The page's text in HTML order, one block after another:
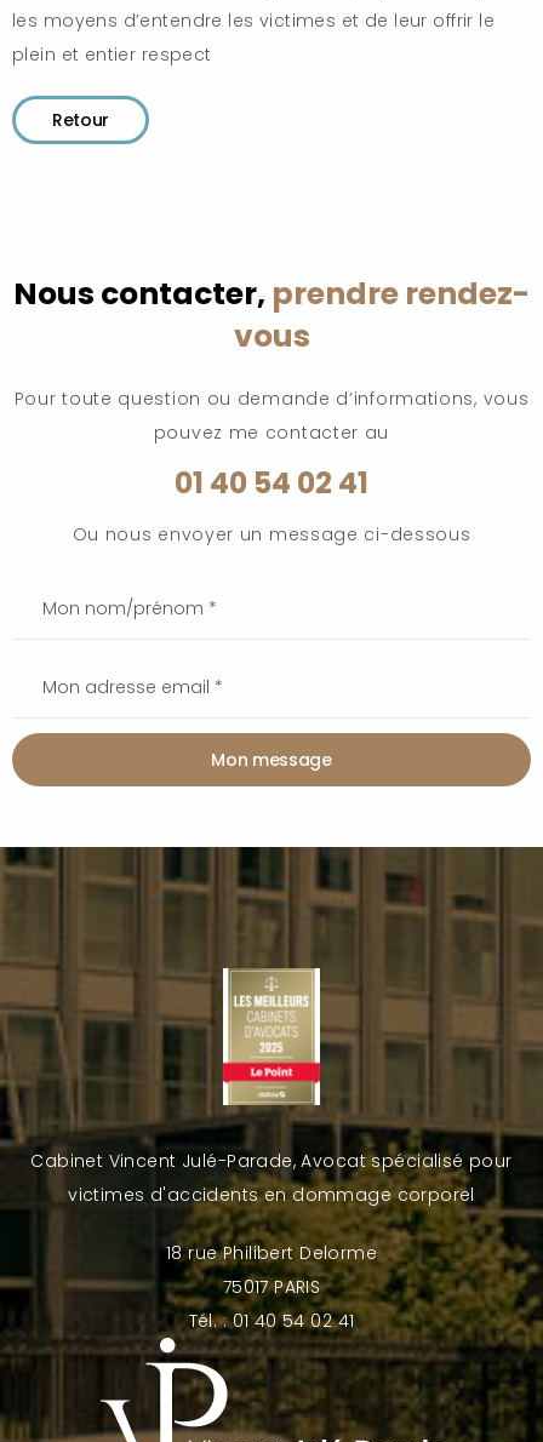
les moyens d’entendre les victimes et de leur offrir le
plein et entier respect
Retour
Nous contacter, prendre rendez-
vous
Pour toute question ou demande d’informations, vous
pouvez me contacter au
01 40 54 02 41
Ou nous envoyer un message ci-dessous
Mon message
Cabinet Vincent Julé-Parade, Avocat spécialisé pour
victimes d'accidents en dommage corporel
18 rue Philibert Delorme
75017 PARIS
Tél. : 01 40 54 02 41